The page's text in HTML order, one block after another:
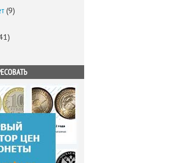
(9)